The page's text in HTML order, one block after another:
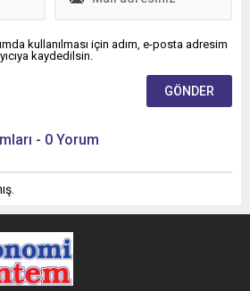
kullanılması için adım, e-posta adresim
kaydedilsin.
- 0 Yorum